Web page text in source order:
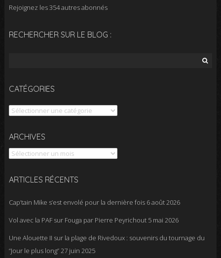
Rejoignez les 354 autres abonnés
RECHERCHER SUR LE BLOG :
CATÉGORIES
Catégories
ARCHIVES
Archives
ARTICLES RÉCENTS
Cap’tain Mike s’est envolé pour la dernière fois 6 août 2026
Vol avec la PAF sur Fouga par Pierre Peyrichout 5 mai 2026
Une Alouette II sur la plage de Rivedoux : souvenirs du tournage du
“Jour le plus long”27 juin 2025